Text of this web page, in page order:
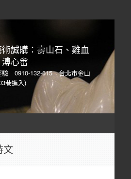
誠購：壽山石、雞血
心畬
驗 0910-132-615 台北市金山
巷進入)
文